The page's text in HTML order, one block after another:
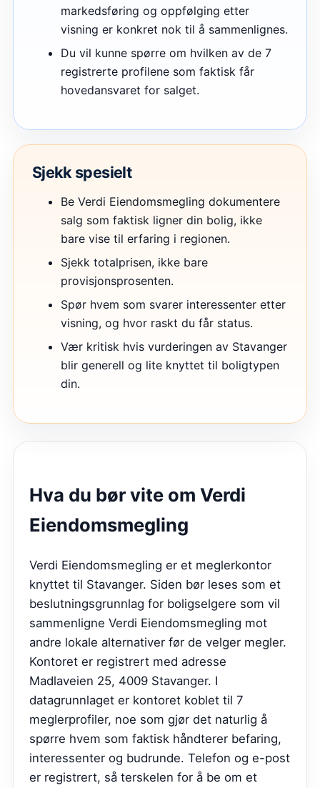
markedsføring og oppfølging etter
visning er konkret nok til å sammenlignes.
Du vil kunne spørre om hvilken av de 7
registrerte profilene som faktisk får
hovedansvaret for salget.
Sjekk spesielt
Be Verdi Eiendomsmegling dokumentere
salg som faktisk ligner din bolig, ikke
bare vise til erfaring i regionen.
Sjekk totalprisen, ikke bare
provisjonsprosenten.
Spør hvem som svarer interessenter etter
visning, og hvor raskt du får status.
Vær kritisk hvis vurderingen av Stavanger
blir generell og lite knyttet til boligtypen
din.
Hva du bør vite om Verdi
Eiendomsmegling
Verdi Eiendomsmegling er et meglerkontor
knyttet til Stavanger. Siden bør leses som et
beslutningsgrunnlag for boligselgere som vil
sammenligne Verdi Eiendomsmegling mot
andre lokale alternativer før de velger megler.
Kontoret er registrert med adresse
Madlaveien 25, 4009 Stavanger. I
datagrunnlaget er kontoret koblet til 7
meglerprofiler, noe som gjør det naturlig å
spørre hvem som faktisk håndterer befaring,
interessenter og budrunde. Telefon og e-post
er registrert, så terskelen for å be om et